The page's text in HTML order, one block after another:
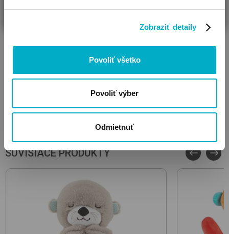
Zobraziť detaily
Povoliť všetko
Povoliť výber
Odmietnuť
Sviatky nebudú žiarivejšie kvôli množstvu alebo cene
darčekov, ale vďaka tomu, že k výberu pristupujeme s láskou
a vzájomnou pozornosťou.
SÚVISIACE PRODUKTY